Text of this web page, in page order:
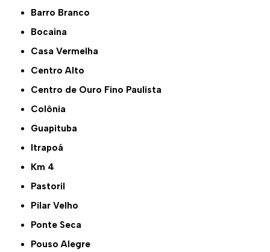
Barro Branco
Bocaina
Casa Vermelha
Centro Alto
Centro de Ouro Fino Paulista
Colônia
Guapituba
Itrapoá
Km 4
Pastoril
Pilar Velho
Ponte Seca
Pouso Alegre